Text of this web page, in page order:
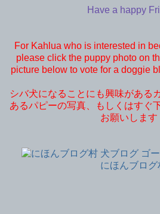
Have a happy
For Kahlua who is interested in
please click the puppy photo on
picture below to vote for a doggie
シバ犬になることにも興味がある
あるパピーの写真、もしくはすぐ
お願いします
にほんブログ